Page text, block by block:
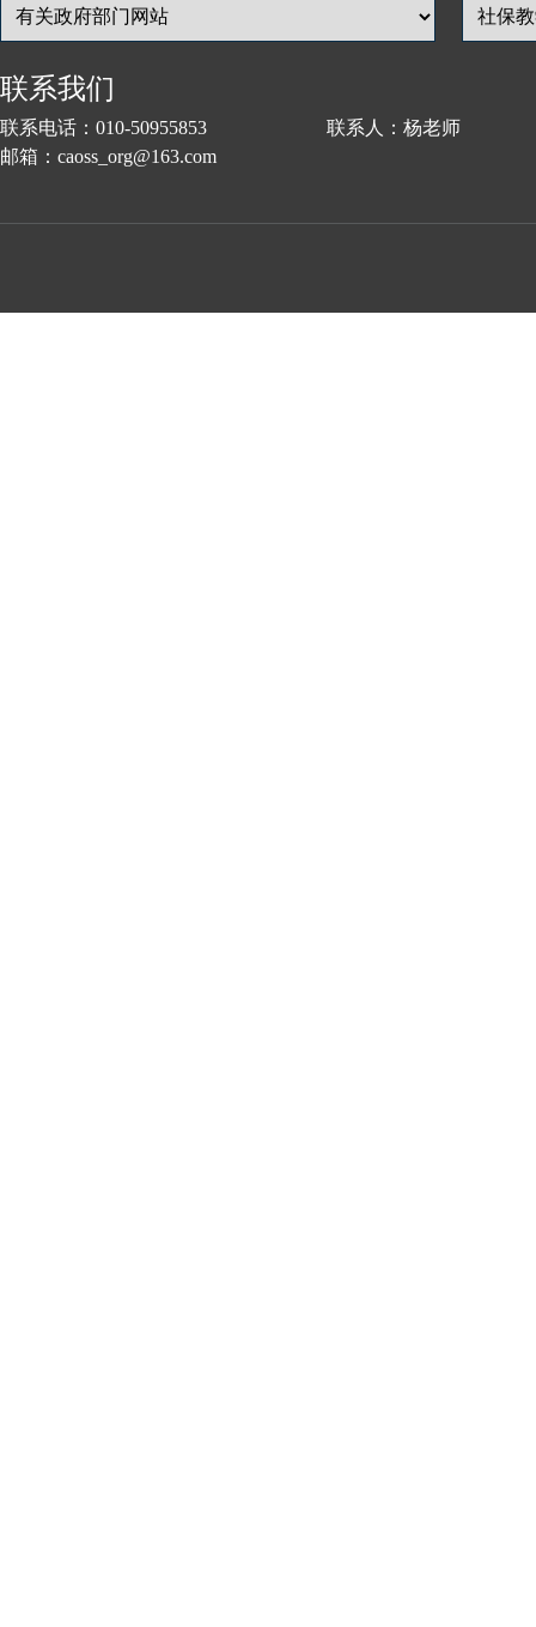
联系我们
联系电话：010-50955853 联系人：杨老师
邮箱：caoss_org@163.com